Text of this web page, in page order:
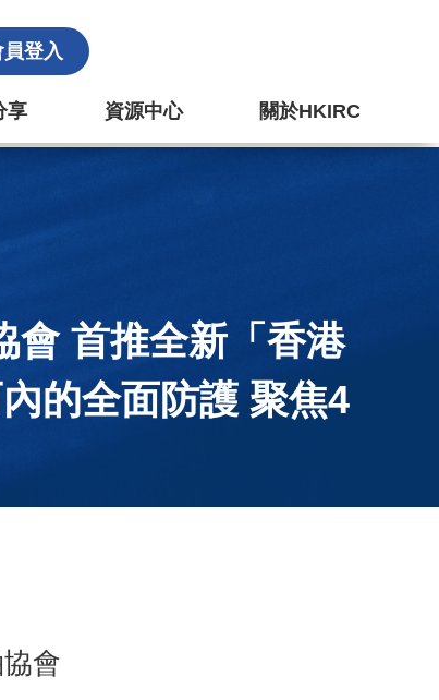
員登入
享 資源中心 關於HKIRC
會 首推全新「香港
的全面防護 聚焦4
會